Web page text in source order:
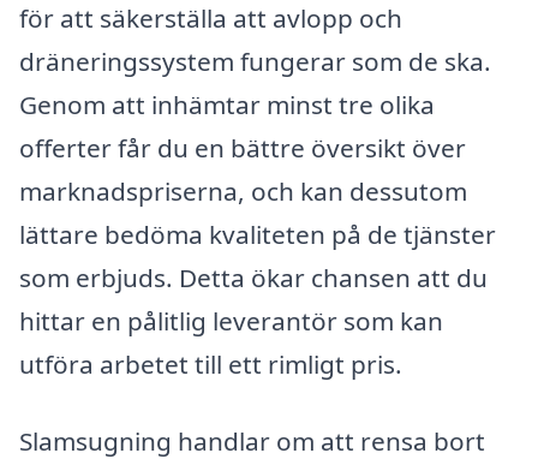
för att säkerställa att avlopp och
dräneringssystem fungerar som de ska.
Genom att inhämtar minst tre olika
offerter får du en bättre översikt över
marknadspriserna, och kan dessutom
lättare bedöma kvaliteten på de tjänster
som erbjuds. Detta ökar chansen att du
hittar en pålitlig leverantör som kan
utföra arbetet till ett rimligt pris.
Slamsugning handlar om att rensa bort